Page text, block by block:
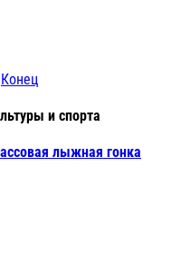
Конец
и спорта
лыжная гонка